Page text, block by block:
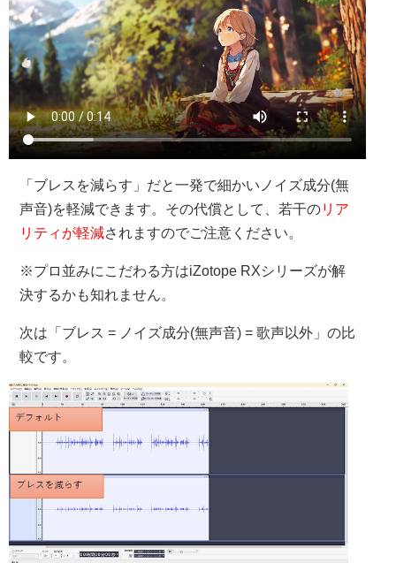
「ブレスを減らす」だと一発で細かいノイズ成分(無
声音)を軽減できます。その代償として、若干のリア
リティが軽減されますのでご注意ください。
※プロ並みにこだわる方はiZotope RXシリーズが解
決するかも知れません。
次は「ブレス = ノイズ成分(無声音) = 歌声以外」の比
較です。